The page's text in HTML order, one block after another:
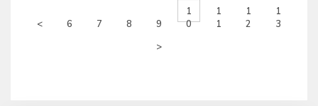
< 6 7 8 9
1
0
1
1
1
2
1
3
>